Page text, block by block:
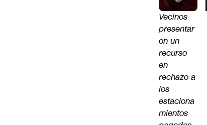
Vecinos
presentar
on un
recurso
en
rechazo a
los
estaciona
mientos